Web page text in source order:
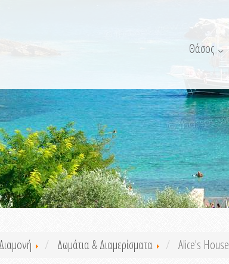
Θάσος
Διαμονή Δωμάτια & Διαμερίσματα Alice's House